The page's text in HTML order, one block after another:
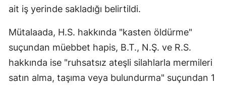
Malatya
Manisa
Kahramanmaraş
Mardin
ait iş yerinde sakladığı belirtildi.
Mütalaada, H.S. hakkında "kasten öldürme"
suçundan müebbet hapis, B.T., N.Ş. ve R.S.
hakkında ise "ruhsatsız ateşli silahlarla mermileri
satın alma, taşıma veya bulundurma" suçundan 1